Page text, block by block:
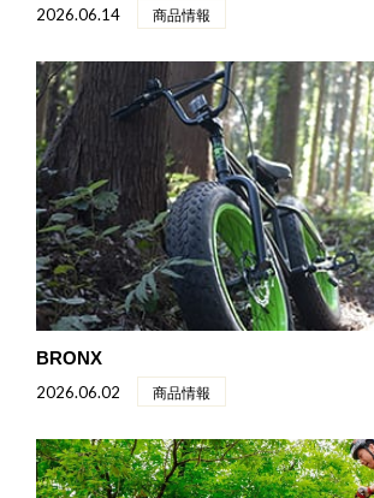
2026.06.14 商品情報
BRONX
2026.06.02 商品情報